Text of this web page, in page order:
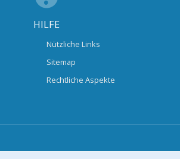
HILFE
Nützliche Links
Sitemap
Rechtliche Aspekte